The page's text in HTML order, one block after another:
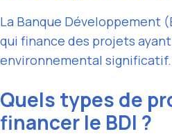
La Banque Développement
qui finance des projets
environnemental significatif.
Quels types de
financer le BDI ?